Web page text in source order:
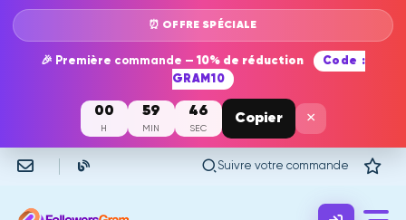
⏰ OFFRE SPÉCIALE
🎉 Première commande — 10% de réduction
Code :
GRAM10
00
H
59
MIN
46
SEC
Copier ×
Suivre votre commande